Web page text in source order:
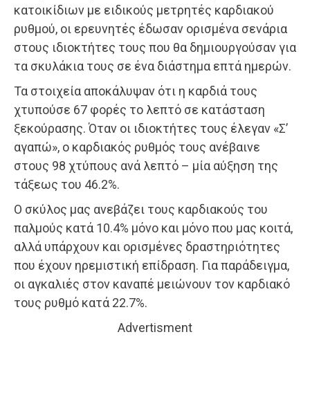
κατοικίδιων με ειδικούς μετρητές καρδιακού
ρυθμού, οι ερευνητές έδωσαν ορισμένα σενάρια
στους ιδιοκτήτες τους που θα δημιουργούσαν για
τα σκυλάκια τους σε ένα διάστημα επτά ημερών.
Τα στοιχεία αποκάλυψαν ότι η καρδιά τους
χτυπούσε 67 φορές το λεπτό σε κατάσταση
ξεκούρασης. Όταν οι ιδιοκτήτες τους έλεγαν «Σ’
αγαπώ», ο καρδιακός ρυθμός τους ανέβαινε
στους 98 χτύπους ανά λεπτό – μία αύξηση της
τάξεως του 46.2%.
Ο σκύλος μας ανεβάζει τους καρδιακούς του
παλμούς κατά 10.4% μόνο και μόνο που μας κοιτά,
αλλά υπάρχουν και ορισμένες δραστηριότητες
που έχουν ηρεμιστική επίδραση. Για παράδειγμα,
οι αγκαλιές στον καναπέ μειώνουν τον καρδιακό
τους ρυθμό κατά 22.7%.
Advertisment